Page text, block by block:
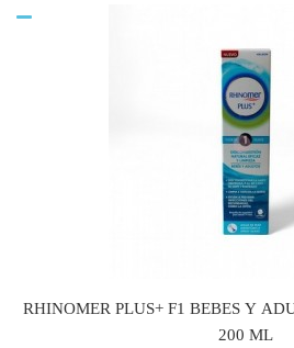
RHINOMER PLUS+ F1 BEBES Y
200 ML